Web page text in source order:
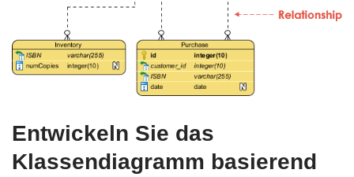
Entwickeln Sie das
Klassendiagramm basierend